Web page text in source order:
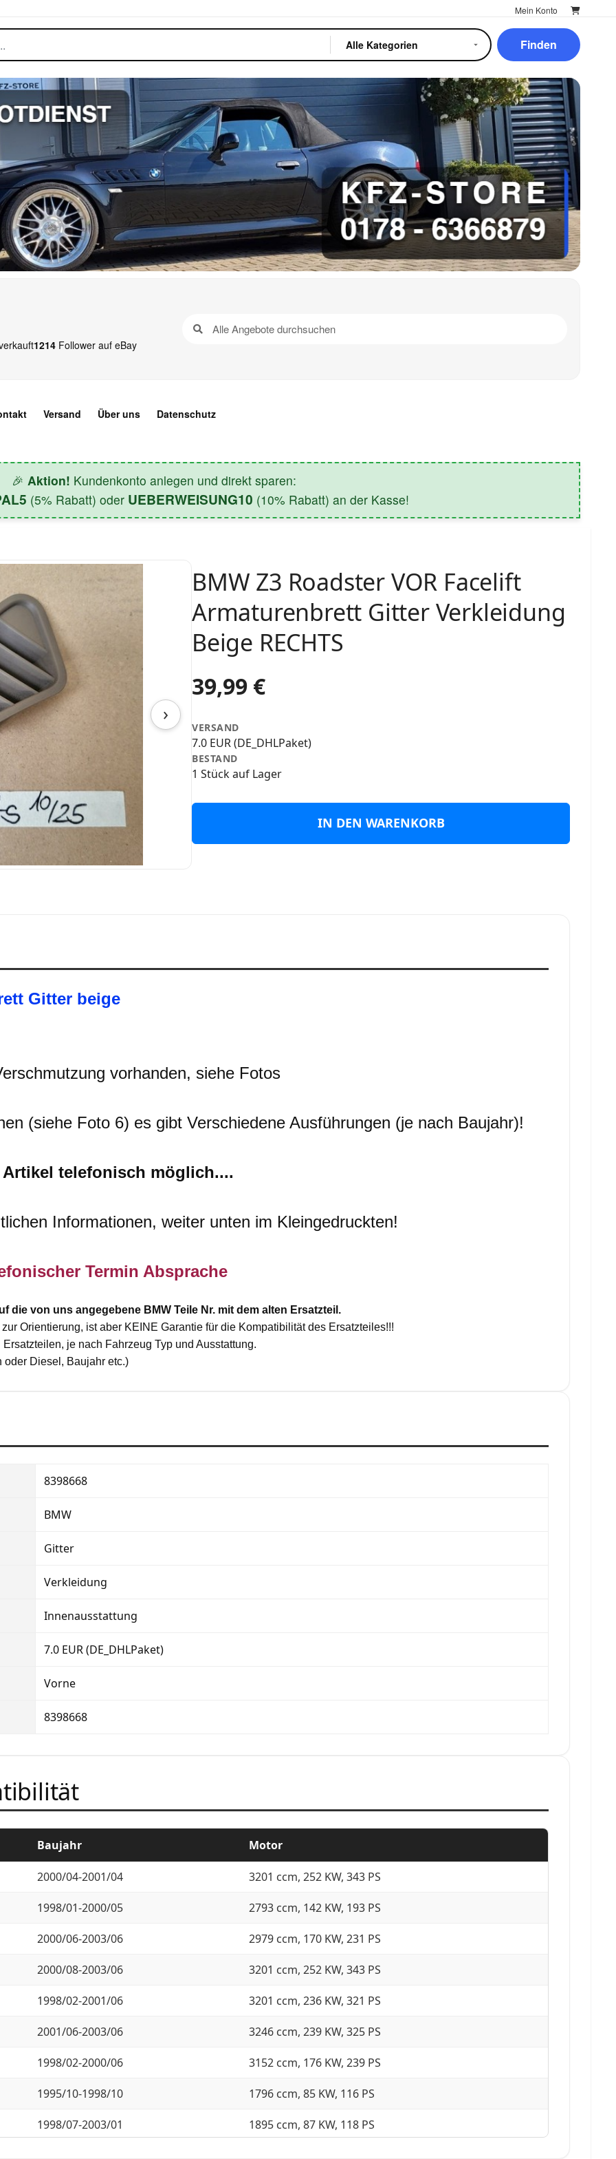
Mein Konto
Finden
1214 Follower auf eBay
Versand Über uns Datenschutz
🎉 Aktion! Kundenkonto anlegen und direkt sparen:
(5% Rabatt) oder UEBERWEISUNG10 (10% Rabatt) an der Kasse!
›
BMW Z3 Roadster VOR Facelift
Armaturenbrett Gitter Verkleidung
Beige RECHTS
39,99 €
VERSAND
7.0 EUR (DE_DHLPaket)
BESTAND
1 Stück auf Lager
IN DEN WARENKORB
Gitter beige
vorhanden, siehe Fotos
(siehe Foto 6) es gibt Verschiedene Ausführungen (je nach Baujahr)!
telefonisch möglich....
Informationen, weiter unten im Kleingedruckten!
Termin Absprache
die von uns angegebene BMW Teile Nr. mit dem alten Ersatzteil.
Orientierung, ist aber KEINE Garantie für die Kompatibilität des Ersatzteiles!!!
je nach Fahrzeug Typ und Ausstattung.
oder Diesel, Baujahr etc.)
8398668
BMW
Gitter
Verkleidung
Innenausstattung
7.0 EUR (DE_DHLPaket)
Vorne
8398668
Baujahr Motor
2000/04-2001/04 3201 ccm, 252 KW, 343 PS
1998/01-2000/05 2793 ccm, 142 KW, 193 PS
2000/06-2003/06 2979 ccm, 170 KW, 231 PS
2000/08-2003/06 3201 ccm, 252 KW, 343 PS
1998/02-2001/06 3201 ccm, 236 KW, 321 PS
2001/06-2003/06 3246 ccm, 239 KW, 325 PS
1998/02-2000/06 3152 ccm, 176 KW, 239 PS
1995/10-1998/10 1796 ccm, 85 KW, 116 PS
1998/07-2003/01 1895 ccm, 87 KW, 118 PS